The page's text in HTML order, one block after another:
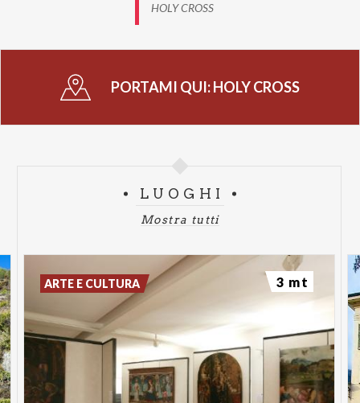
HOLY CROSS
PORTAMI QUI:HOLY CROSS
LUOGHI
Mostra tutti
ARTE E CULTURA 3 mt